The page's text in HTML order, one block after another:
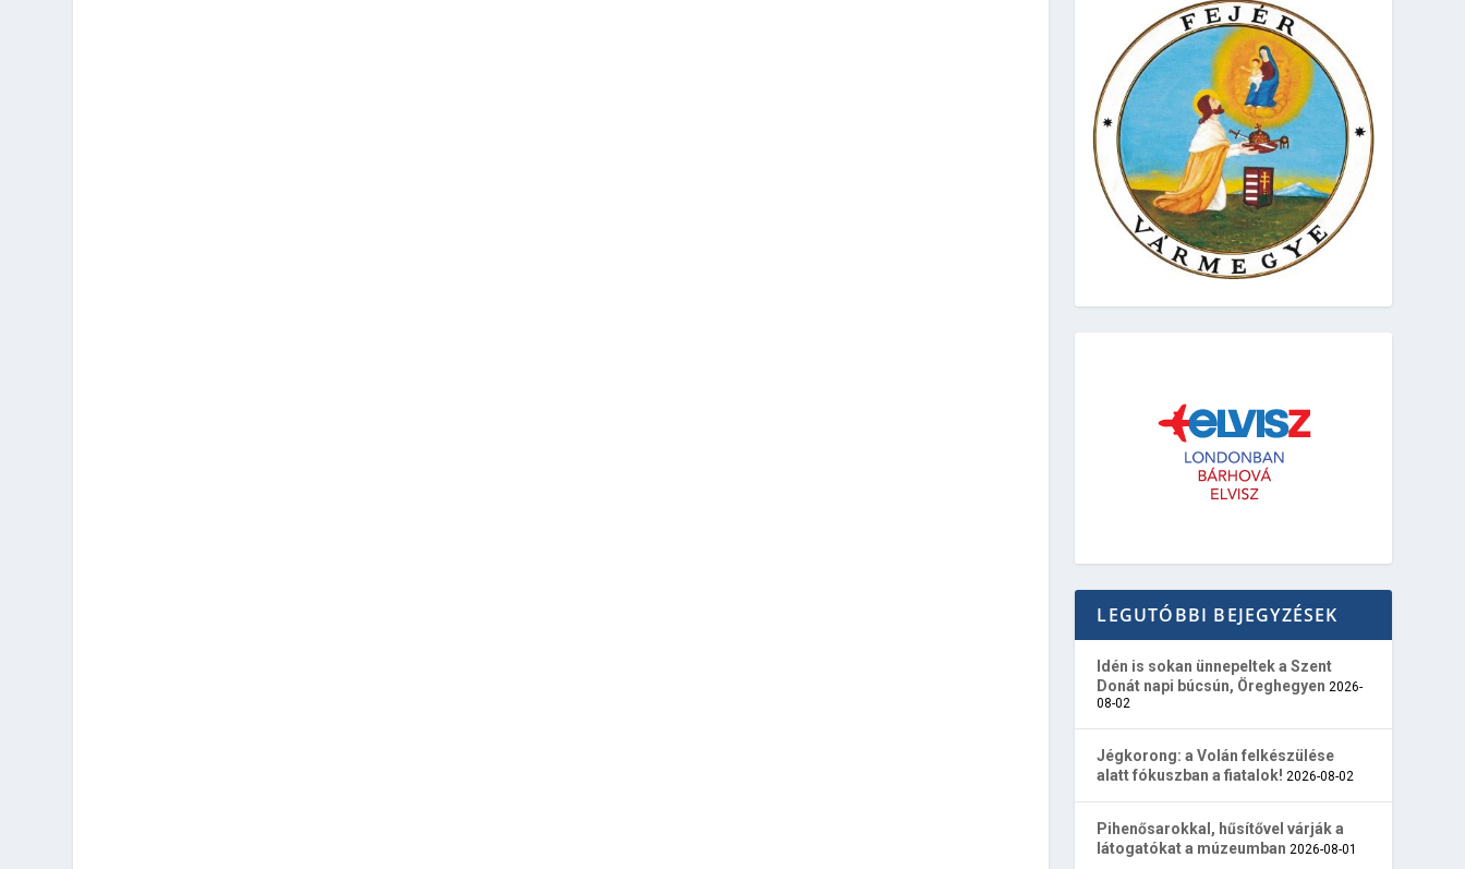
LEGUTÓBBI BEJEGYZÉSEK
Idén is sokan ünnepeltek a Szent
Donát napi búcsún, Öreghegyen 2026-
08-02
Jégkorong: a Volán felkészülése
alatt fókuszban a fiatalok! 2026-08-02
Pihenősarokkal, hűsítővel várják a
látogatókat a múzeumban 2026-08-01